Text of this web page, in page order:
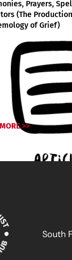
Prayers,
(The
of Grief)
>>
South